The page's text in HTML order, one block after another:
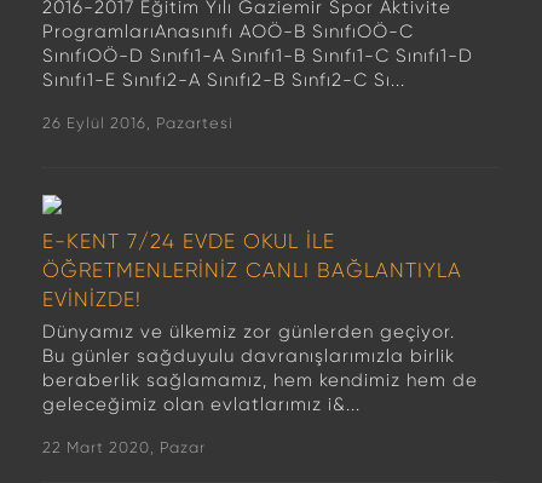
2016-2017 Eğitim Yılı Gaziemir Spor Aktivite
ProgramlarıAnasınıfı AOÖ-B SınıfıOÖ-C
SınıfıOÖ-D Sınıfı1-A Sınıfı1-B Sınıfı1-C Sınıfı1-D
Sınıfı1-E Sınıfı2-A Sınıfı2-B Sınfı2-C Sı...
26 Eylül 2016, Pazartesi
E-KENT 7/24 EVDE OKUL İLE
ÖĞRETMENLERİNİZ CANLI BAĞLANTIYLA
EVİNİZDE!
Dünyamız ve ülkemiz zor günlerden geçiyor.
Bu günler sağduyulu davranışlarımızla birlik
beraberlik sağlamamız, hem kendimiz hem de
geleceğimiz olan evlatlarımız i&...
22 Mart 2020, Pazar